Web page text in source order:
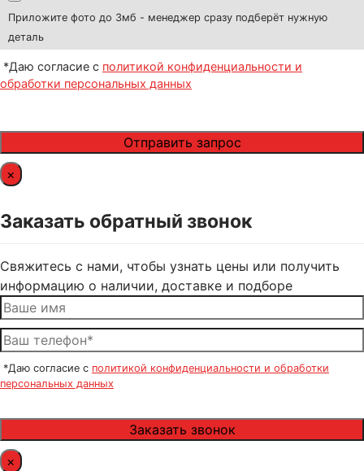
Приложите фото до 3мб - менеджер сразу подберёт нужную
деталь
*Даю согласие с политикой конфиденциальности и
обработки персональных данных
×
Заказать обратный звонок
Свяжитесь с нами, чтобы узнать цены или получить
информацию о наличии, доставке и подборе
*Даю согласие с политикой конфиденциальности и обработки
персональных данных
×